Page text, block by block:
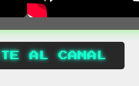
AL CANAL